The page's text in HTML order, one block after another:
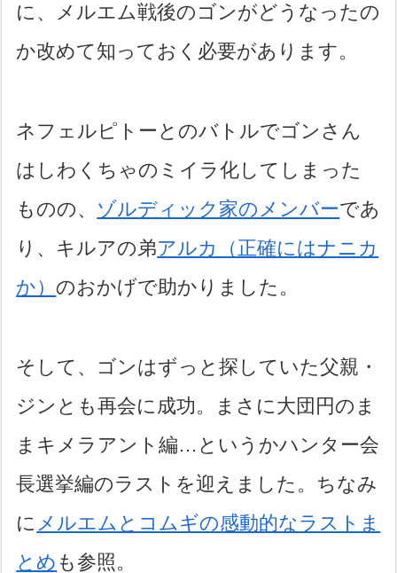
に、メルエム戦後のゴンがどうなったの
か改めて知っておく必要があります。
ネフェルピトーとのバトルでゴンさん
はしわくちゃのミイラ化してしまった
ものの、 ゾルディック家のメンバーであ
り、キルアの弟アルカ（正確にはナニカ
か）のおかげで助かりました。
そして、ゴンはずっと探していた父親・
ジンとも再会に成功。まさに大団円のま
まキメラアント編…というかハンター会
長選挙編のラストを迎えました。ちなみ
に メルエムとコムギの感動的なラストま
とめ も参照。